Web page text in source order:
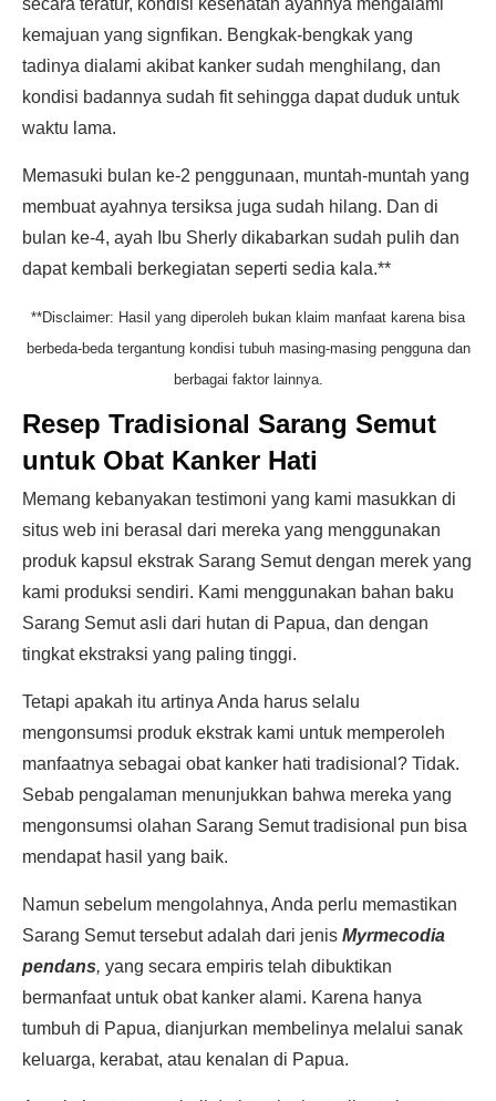
secara teratur, kondisi kesehatan ayahnya mengalami
kemajuan yang signfikan. Bengkak-bengkak yang
tadinya dialami akibat kanker sudah menghilang, dan
kondisi badannya sudah fit sehingga dapat duduk untuk
waktu lama.
Memasuki bulan ke-2 penggunaan, muntah-muntah yang
membuat ayahnya tersiksa juga sudah hilang. Dan di
bulan ke-4, ayah Ibu Sherly dikabarkan sudah pulih dan
dapat kembali berkegiatan seperti sedia kala.**
**Disclaimer: Hasil yang diperoleh bukan klaim manfaat karena bisa
berbeda-beda tergantung kondisi tubuh masing-masing pengguna dan
berbagai faktor lainnya.
Resep Tradisional Sarang Semut
untuk Obat Kanker Hati
Memang kebanyakan testimoni yang kami masukkan di
situs web ini berasal dari mereka yang menggunakan
produk kapsul ekstrak Sarang Semut dengan merek yang
kami produksi sendiri. Kami menggunakan bahan baku
Sarang Semut asli dari hutan di Papua, dan dengan
tingkat ekstraksi yang paling tinggi.
Tetapi apakah itu artinya Anda harus selalu
mengonsumsi produk ekstrak kami untuk memperoleh
manfaatnya sebagai obat kanker hati tradisional? Tidak.
Sebab pengalaman menunjukkan bahwa mereka yang
mengonsumsi olahan Sarang Semut tradisional pun bisa
mendapat hasil yang baik.
Namun sebelum mengolahnya, Anda perlu memastikan
Sarang Semut tersebut adalah dari jenis Myrmecodia
pendans, yang secara empiris telah dibuktikan
bermanfaat untuk obat kanker alami. Karena hanya
tumbuh di Papua, dianjurkan membelinya melalui sanak
keluarga, kerabat, atau kenalan di Papua.